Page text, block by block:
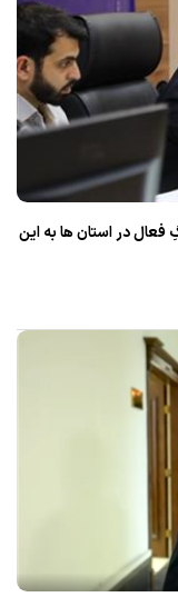
فعال در استان ها به این